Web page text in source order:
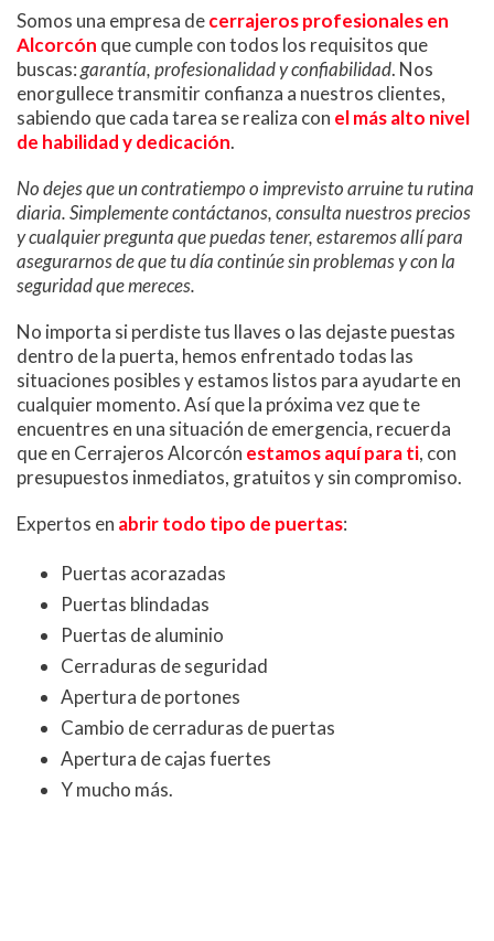
Somos una empresa decerrajeros profesionales en
Alcorcón que cumple con todos los requisitos que
buscas:garantía, profesionalidad y confiabilidad. Nos
enorgullece transmitir confianza a nuestros clientes,
sabiendo que cada tarea se realiza con el más alto nivel
de habilidad y dedicación.
No dejes que un contratiempo o imprevisto arruine tu rutina
diaria. Simplemente contáctanos, consulta nuestros precios
y cualquier pregunta que puedas tener, estaremos allí para
asegurarnos de que tu día continúe sin problemas y con la
seguridad que mereces.
No importa si perdiste tus llaves o las dejaste puestas
dentro de la puerta, hemos enfrentado todas las
situaciones posibles y estamos listos para ayudarte en
cualquier momento. Así que la próxima vez que te
encuentres en una situación de emergencia, recuerda
que en Cerrajeros Alcorcón estamos aquí para ti, con
presupuestos inmediatos, gratuitos y sin compromiso.
Expertos en abrir todo tipo de puertas:
Puertas acorazadas
Puertas blindadas
Puertas de aluminio
Cerraduras de seguridad
Apertura de portones
Cambio de cerraduras de puertas
Apertura de cajas fuertes
Y mucho más.